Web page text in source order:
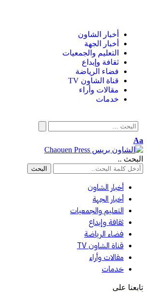
أخبار الشاون
أخبار الجهة
التعليم والجمعيات
ثقافة وإبداع
فضاء الرياضة
قناة الشاون TV
مقالات وأراء
خدمات
..
أخبار الشاون
أخبار الجهة
التعليم والجمعيات
ثقافة وإبداع
فضاء الرياضة
قناة الشاون TV
مقالات وأراء
خدمات
على